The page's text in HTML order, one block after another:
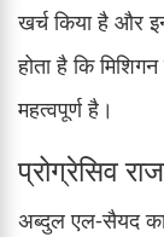
खर्च किया है और
होता है कि
महत्वपूर्ण है।
प्रोग्रेसिव
अब्दुल एल-सैयद